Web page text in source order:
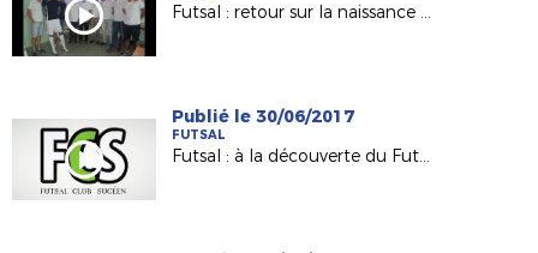
Futsal : retour sur la naissance du Nantes Métropole Futsal (D1)
Publié le 30/06/2017
FUTSAL
Futsal : à la découverte du Futsal Club Sucéen (Sucé sur Erdre)